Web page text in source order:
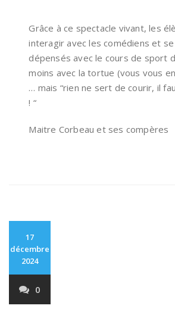
Grâce à ce spectacle vivant, les
interagir avec les comédiens et
dépensés avec le cours de sport
moins avec la tortue (vous vous
… mais “rien ne sert de courir, il
! “
Maitre Corbeau et ses compères
17
décembre
2024
0